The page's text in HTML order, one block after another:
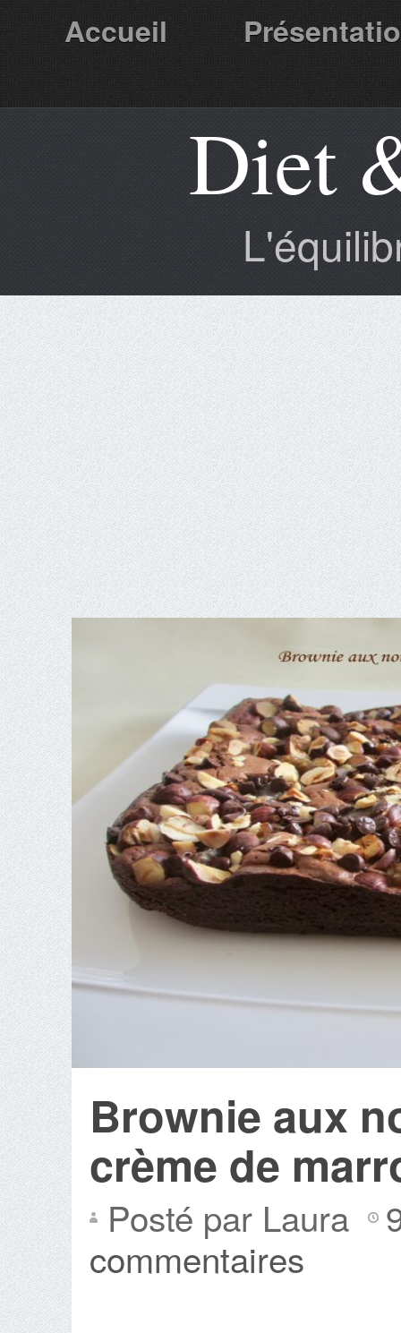
Accueil
Partenaires Diet
Brownie aux
crème de
Posté par Laura
commentaires